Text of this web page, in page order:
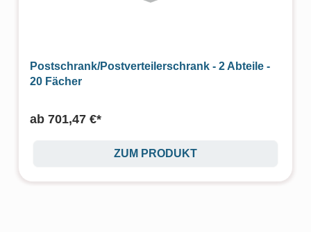
Postschrank/Postverteilerschrank - 2 Abteile -
20 Fächer
ab 701,47 €*
ZUM PRODUKT